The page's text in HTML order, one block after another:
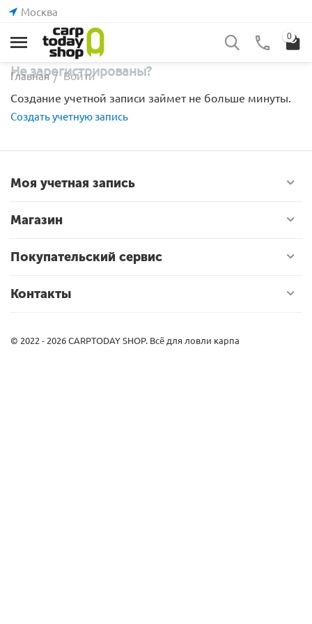
Москва
0
Главная / Войти
Не зарегистрированы?
Создание учетной записи займет не больше минуты.
Создать учетную запись
Моя учетная запись
Магазин
Покупательский сервис
Контакты
© 2022 - 2026 CARPTODAY SHOP. Всё для ловли карпа